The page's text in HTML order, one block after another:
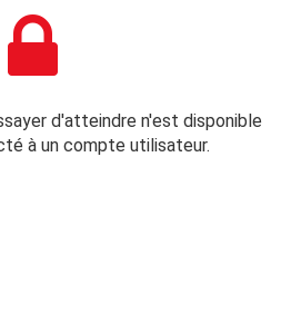
d'atteindre n'est disponible
à un compte utilisateur.